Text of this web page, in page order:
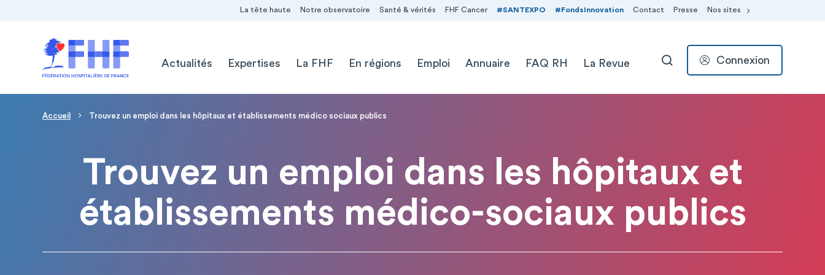
La tête haute Notre observatoire Santé & vérités FHF Cancer #SANTEXPO #FondsInnovation Contact Presse Nos sites
Actualités
Expertises La FHF En régions Emploi Annuaire FAQ RH La Revue RECHERCHER
Connexion
Page d'accueil
Fil d'Ariane
Accueil Trouvez un emploi dans les hôpitaux et établissements médico sociaux publics
Trouvez un emploi dans les hôpitaux et
établissements médico-sociaux publics